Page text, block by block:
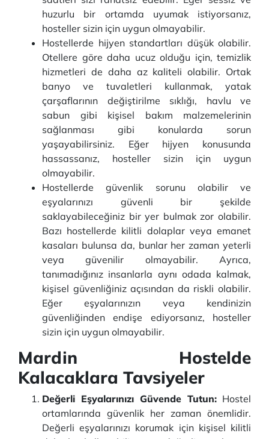
huzurlu bir ortamda uyumak istiyorsanız,
hosteller sizin için uygun olmayabilir.
Hostellerde hijyen standartları düşük olabilir.
Otellere göre daha ucuz olduğu için, temizlik
hizmetleri de daha az kaliteli olabilir. Ortak
banyo ve tuvaletleri kullanmak, yatak
çarşaflarının değiştirilme sıklığı, havlu ve
sabun gibi kişisel bakım malzemelerinin
sağlanması gibi konularda sorun
yaşayabilirsiniz. Eğer hijyen konusunda
hassassanız, hosteller sizin için uygun
olmayabilir.
Hostellerde güvenlik sorunu olabilir ve
eşyalarınızı güvenli bir şekilde
saklayabileceğiniz bir yer bulmak zor olabilir.
Bazı hostellerde kilitli dolaplar veya emanet
kasaları bulunsa da, bunlar her zaman yeterli
veya güvenilir olmayabilir. Ayrıca,
tanımadığınız insanlarla aynı odada kalmak,
kişisel güvenliğiniz açısından da riskli olabilir.
Eğer eşyalarınızın veya kendinizin
güvenliğinden endişe ediyorsanız, hosteller
sizin için uygun olmayabilir.
Mardin Hostelde
Kalacaklara Tavsiyeler
Değerli Eşyalarınızı Güvende Tutun: Hostel
ortamlarında güvenlik her zaman önemlidir.
Değerli eşyalarınızı korumak için kişisel kilitli